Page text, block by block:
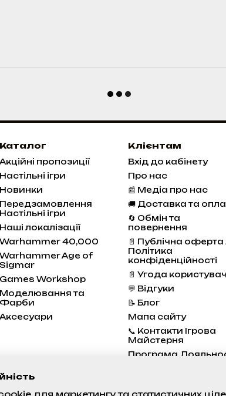
Каталог
Акційні пропозиції
Настільні ігри
Новинки
Передзамовлення
Настільні ігри
Наші локалізації
Warhammer 40,000
Warhammer Age of
Sigmar
Games Workshop
Моделювання та
Фарби
Аксесуари
Клієнтам
Вхід до кабінету
Про нас
📰 Медіа про нас
🚚 Доставка та
🔄 Обмін та
повернення
📄 Публічна оферта
Політика
конфіденційності
📄 Угода
💬 Відгуки
📝 Блог
Мапа сайту
📞 Контакти Ігрова
Майстерня
Програма
Ми в соцмережах
для маркетингу та статистичних